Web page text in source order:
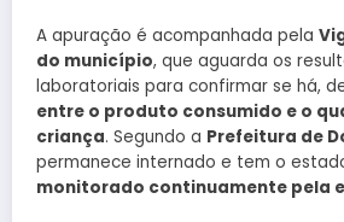
A apuração é acompanhada pela
do município, que aguarda os
laboratoriais para confirmar se há,
entre o produto consumido e o
criança. Segundo a Prefeitura de
permanece internado e tem o
monitorado continuamente pela